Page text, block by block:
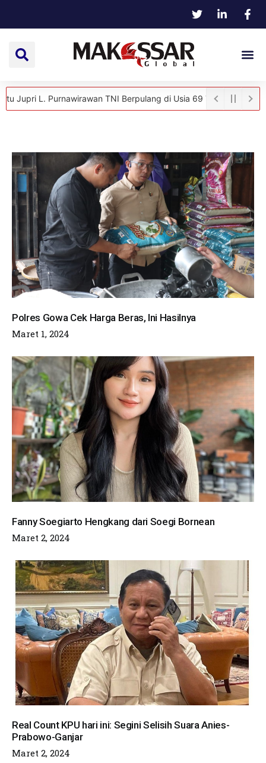
TNI Berpulang di Usia 69 Tahun Hangat dan
Polres Gowa Cek Harga Beras, Ini Hasilnya
Maret 1, 2024
Fanny Soegiarto Hengkang dari Soegi Bornean
Maret 2, 2024
Real Count KPU hari ini: Segini Selisih Suara Anies-
Prabowo-Ganjar
Maret 2, 2024